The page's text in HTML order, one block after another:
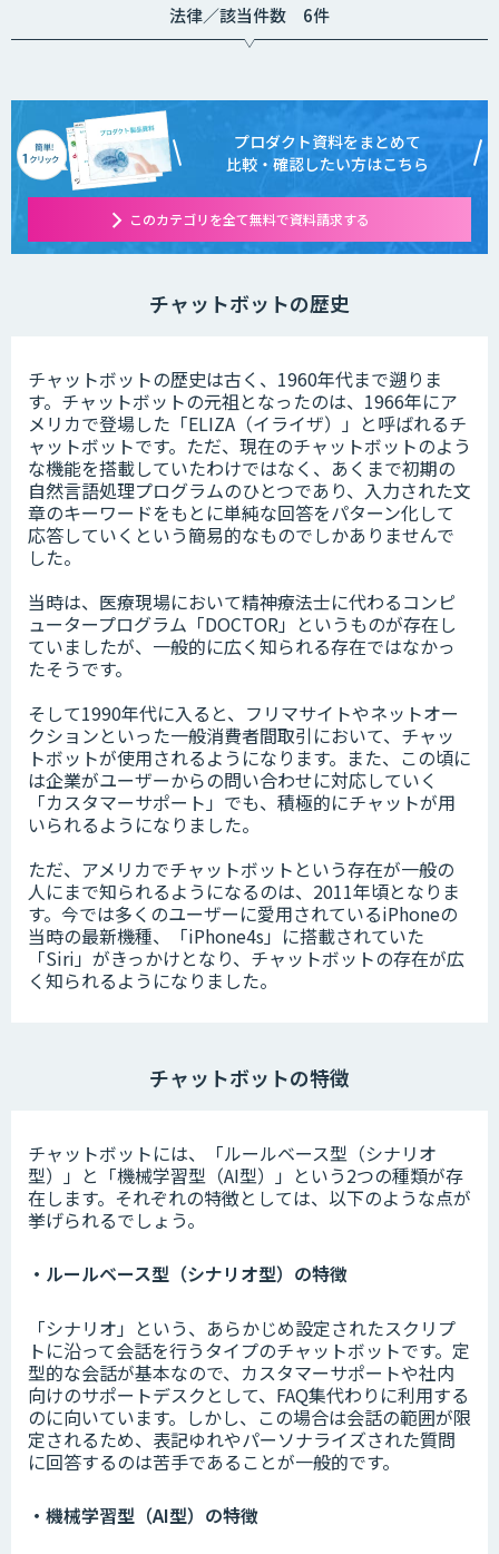
法律／該当件数 6件
プロダクト資料をまとめて
比較・確認したい方はこちら
このカテゴリを全て無料で資料請求する
チャットボットの歴史
チャットボットの歴史は古く、1960年代まで遡りま
す。チャットボットの元祖となったのは、1966年にア
メリカで登場した「ELIZA（イライザ）」と呼ばれるチ
ャットボットです。ただ、現在のチャットボットのよう
な機能を搭載していたわけではなく、あくまで初期の
自然言語処理プログラムのひとつであり、入力された文
章のキーワードをもとに単純な回答をパターン化して
応答していくという簡易的なものでしかありませんで
した。
当時は、医療現場において精神療法士に代わるコンピ
ュータープログラム「DOCTOR」というものが存在し
ていましたが、一般的に広く知られる存在ではなかっ
たそうです。
そして1990年代に入ると、フリマサイトやネットオー
クションといった一般消費者間取引において、チャッ
トボットが使用されるようになります。また、この頃に
は企業がユーザーからの問い合わせに対応していく
「カスタマーサポート」でも、積極的にチャットが用
いられるようになりました。
ただ、アメリカでチャットボットという存在が一般の
人にまで知られるようになるのは、2011年頃となりま
す。今では多くのユーザーに愛用されているiPhoneの
当時の最新機種、「iPhone4s」に搭載されていた
「Siri」がきっかけとなり、チャットボットの存在が広
く知られるようになりました。
チャットボットの特徴
チャットボットには、「ルールベース型（シナリオ
型）」と「機械学習型（AI型）」という2つの種類が存
在します。それぞれの特徴としては、以下のような点が
挙げられるでしょう。
・ルールベース型（シナリオ型）の特徴
「シナリオ」という、あらかじめ設定されたスクリプ
トに沿って会話を行うタイプのチャットボットです。定
型的な会話が基本なので、カスタマーサポートや社内
向けのサポートデスクとして、FAQ集代わりに利用する
のに向いています。しかし、この場合は会話の範囲が限
定されるため、表記ゆれやパーソナライズされた質問
に回答するのは苦手であることが一般的です。
・機械学習型（AI型）の特徴